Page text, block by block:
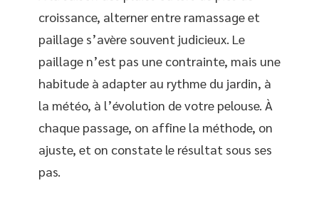
croissance, alterner entre ramassage et
paillage s’avère souvent judicieux. Le
paillage n’est pas une contrainte, mais une
habitude à adapter au rythme du jardin, à
la météo, à l’évolution de votre pelouse. À
chaque passage, on affine la méthode, on
ajuste, et on constate le résultat sous ses
pas.